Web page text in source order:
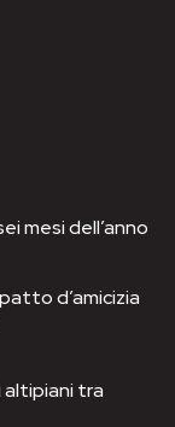
mesi dell’anno
d’amicizia
altipiani tra